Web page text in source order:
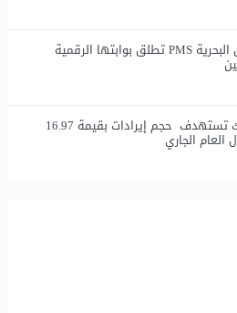
خدمات البترول البحرية PMS تطلق بوابتها الرقمية
عاجل .. سيدبك تستهدف حجم إيرادات بقيمة 16.97
العام الجاري